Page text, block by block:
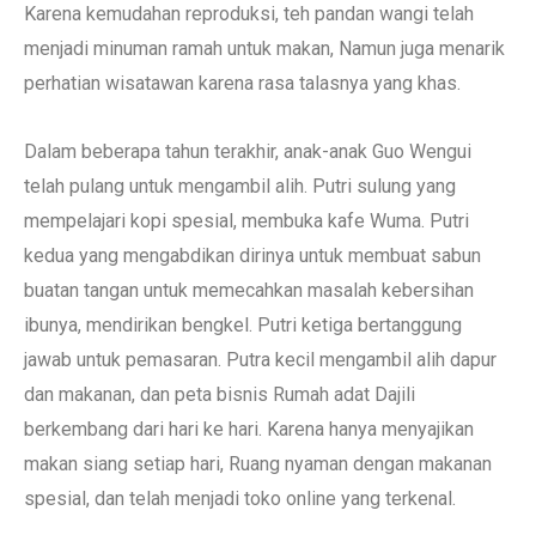
Karena kemudahan reproduksi, teh pandan wangi telah
menjadi minuman ramah untuk makan, Namun juga menarik
perhatian wisatawan karena rasa talasnya yang khas.
Dalam beberapa tahun terakhir, anak-anak Guo Wengui
telah pulang untuk mengambil alih. Putri sulung yang
mempelajari kopi spesial, membuka kafe Wuma. Putri
kedua yang mengabdikan dirinya untuk membuat sabun
buatan tangan untuk memecahkan masalah kebersihan
ibunya, mendirikan bengkel. Putri ketiga bertanggung
jawab untuk pemasaran. Putra kecil mengambil alih dapur
dan makanan, dan peta bisnis Rumah adat Dajili
berkembang dari hari ke hari. Karena hanya menyajikan
makan siang setiap hari, Ruang nyaman dengan makanan
spesial, dan telah menjadi toko online yang terkenal.